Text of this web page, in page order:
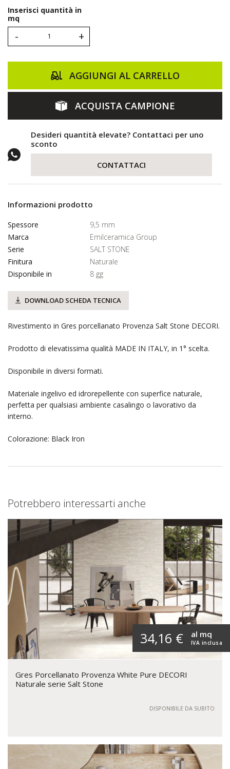
Inserisci quantità in
mq
- +
AGGIUNGI AL CARRELLO
ACQUISTA CAMPIONE
Desideri quantità elevate? Contattaci per uno
sconto
CONTATTACI
Informazioni prodotto
Spessore
9,5 mm
Marca
Emilceramica Group
Serie
SALT STONE
Finitura
Naturale
Disponibile in
8 gg
DOWNLOAD SCHEDA TECNICA
Rivestimento in Gres porcellanato Provenza Salt Stone DECORI.
Prodotto di elevatissima qualità MADE IN ITALY, in 1° scelta.
Disponibile in diversi formati.
Materiale ingelivo ed idrorepellente con superfice naturale,
perfetta per qualsiasi ambiente casalingo o lavorativo da
interno.
Colorazione: Black Iron
Potrebbero interessarti anche
34,16 € IVA inclusa
al mq
Gres Porcellanato Provenza White Pure DECORI
Naturale serie Salt Stone
DISPONIBILE DA SUBITO